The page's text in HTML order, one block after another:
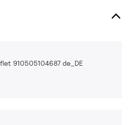
910505104687 de_DE